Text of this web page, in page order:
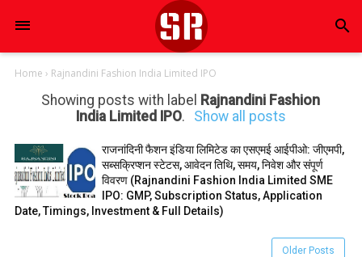
search
Home › Rajnandini Fashion India Limited IPO
Showing posts with label Rajnandini Fashion
India Limited IPO. Show all posts
राजनांदिनी फैशन इंडिया लिमिटेड का एसएमई आईपीओ: जीएमपी,
सब्सक्रिप्शन स्टेटस, आवेदन तिथि, समय, निवेश और संपूर्ण
विवरण (Rajnandini Fashion India Limited SME
IPO: GMP, Subscription Status, Application
Date, Timings, Investment & Full Details)
Older Posts